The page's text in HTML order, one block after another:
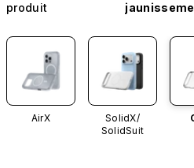
produit
AirX
SolidX/
SolidSuit